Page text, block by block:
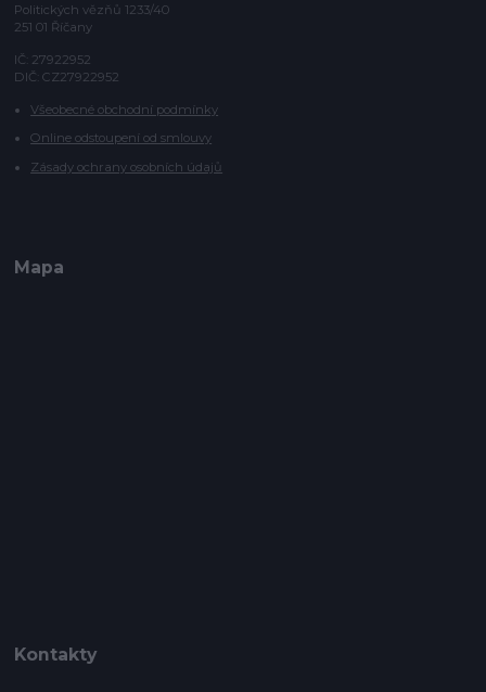
Politických vězňů 1233/40
251 01 Říčany
IČ: 27922952
DIČ: CZ27922952
Všeobecné obchodní podmínky
Online odstoupení od smlouvy
Zásady ochrany osobních údajů
Mapa
Kontakty